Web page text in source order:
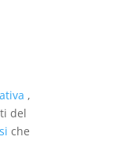
,
del
che